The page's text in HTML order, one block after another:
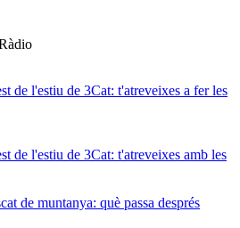
de l'estiu de 3Cat: t'atreveixes a fer les
de l'estiu de 3Cat: t'atreveixes amb les
de muntanya: què passa després